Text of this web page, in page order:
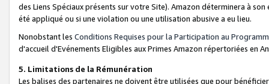
des Liens Spéciaux présents sur votre Site). Amazon déterminera à
été appliqué ou si une violation ou une utilisation abusive a eu lieu.
Nonobstant les Conditions Requises pour la Participation au
d'accueil d'Evénements Eligibles aux Primes Amazon répertoriées en
5. Limitations de la Rémunération
Les balises des partenaires ne doivent être utilisées que pour